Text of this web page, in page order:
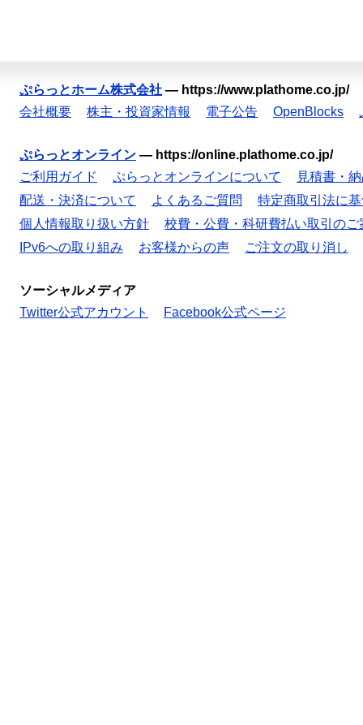
ぷらっとホーム株式会社 — https://www.plathome.co.jp/
会社概要
株主・投資家情報 電子公告 OpenBlocks
ぷらっとオンライン — https://online.plathome.co.jp/
ご利用ガイド
ぷらっとオンラインについて
見積書・
配送・決済について
よくあるご質問
特定商取引法に
個人情報取り扱い方針
校費・公費・科研費払い取引のご
IPv6への取り組み
お客様からの声 ご注文の取り消し
ソーシャルメディア
Twitter公式アカウント
Facebook公式ページ